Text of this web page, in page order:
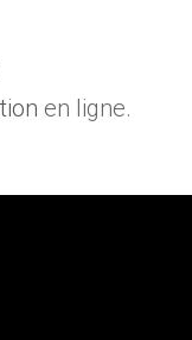
en ligne.